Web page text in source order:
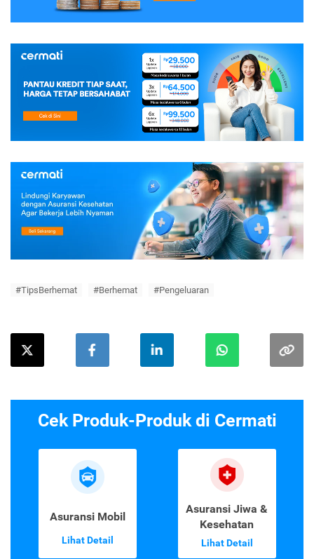
#TipsBerhemat #Berhemat #Pengeluaran
Cek Produk-Produk di Cermati
Asuransi Mobil
Lihat Detail
Asuransi Jiwa &
Kesehatan
Lihat Detail